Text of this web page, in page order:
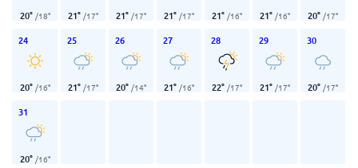
20° /18° 21° /17° 21° /17° 21° /17° 21° /16° 21° /16° 20° /17°
24
20° /16°
25
21° /17°
26
20° /14°
27
21° /16°
28
22° /17°
29
21° /17°
30
20° /17°
31
20° /16°